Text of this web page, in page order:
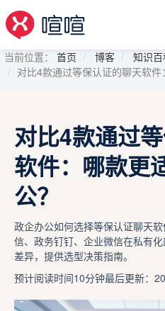
当前位置： 首页 博客
知识
对比4款通过等保认证的聊天软件
对比4款通过
软件：哪款更
公？
政企办公如何选择等保认证聊天
信、政务钉钉、企业微信在私有
差异，提供选型决策指南。
预计阅读时间10分钟最后更新：